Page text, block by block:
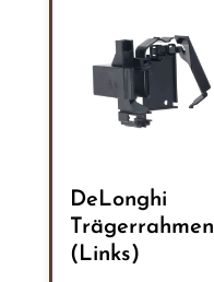
DeLonghi
Trägerrahmen
(Links)